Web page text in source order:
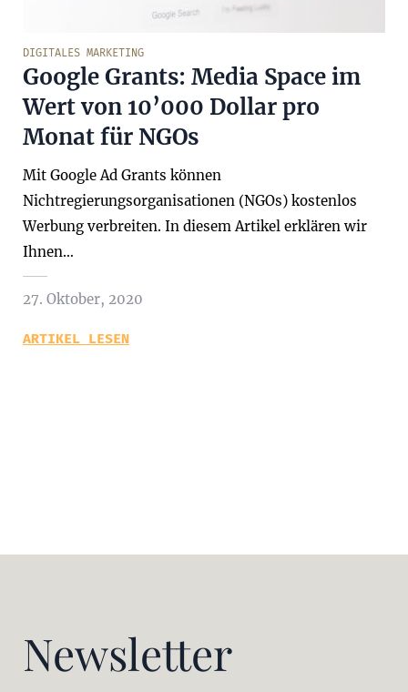
DIGITALES MARKETING
Google Grants: Media Space im
Wert von 10’000 Dollar pro
Monat für NGOs
Mit Google Ad Grants können
Nichtregierungsorganisationen (NGOs) kostenlos
Werbung verbreiten. In diesem Artikel erklären wir
Ihnen…
27. Oktober, 2020
ARTIKEL LESEN
Newsletter